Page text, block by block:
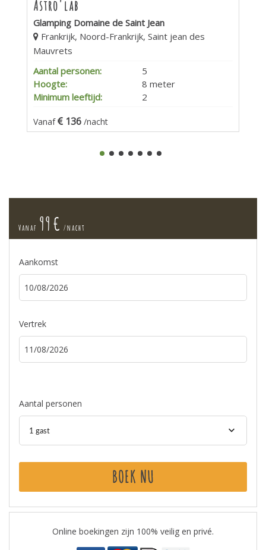
Astro'lab
Glamping Domaine de Saint Jean
Frankrijk, Noord-Frankrijk, Saint jean des
Mauvrets
Aantal personen:
5
Hoogte:
8 meter
Minimum leeftijd:
2
Vanaf 136 /nacht
Vanaf 99 € /nacht
Aankomst
Vertrek
Aantal personen
1 gast
BOEK NU
Online boekingen zijn 100% veilig en privé.